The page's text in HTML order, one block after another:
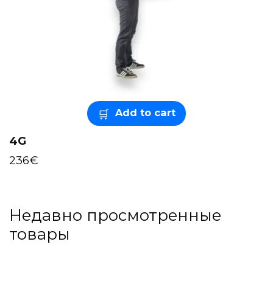
Add to cart
4G
236€
Недавно просмотренные
товары